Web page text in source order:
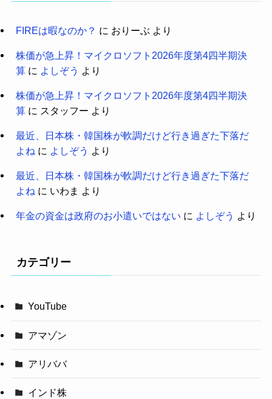
FIREは暇なのか？ に おりーぶ より
株価が急上昇！マイクロソフト2026年度第4四半期決
算に よしぞう より
株価が急上昇！マイクロソフト2026年度第4四半期決
算に スタッフー より
最近、日本株・韓国株が軟調だけど行き過ぎた下落だ
よね に よしぞう より
最近、日本株・韓国株が軟調だけど行き過ぎた下落だ
よね に いわま より
年金の資金は政府のお小遣いではない に よしぞう より
カテゴリー
YouTube
アマゾン
アリババ
インド株